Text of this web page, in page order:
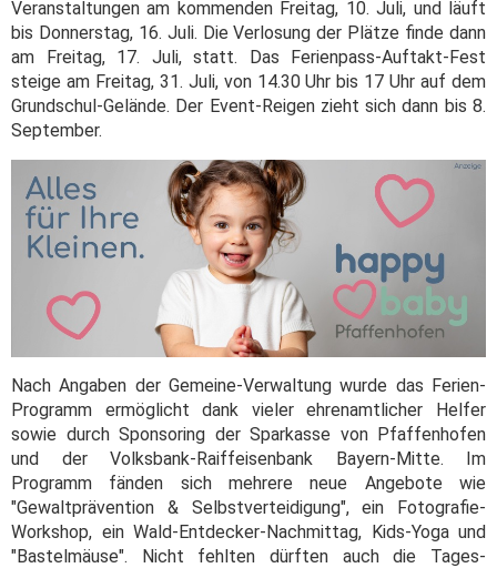
Veranstaltungen am kommenden Freitag, 10. Juli, und läuft
bis Donnerstag, 16. Juli. Die Verlosung der Plätze finde dann
am Freitag, 17. Juli, statt. Das Ferienpass-Auftakt-Fest
steige am Freitag, 31. Juli, von 14.30 Uhr bis 17 Uhr auf dem
Grundschul-Gelände. Der Event-Reigen zieht sich dann bis 8.
September.
Nach Angaben der Gemeine-Verwaltung wurde das Ferien-
Programm ermöglicht dank vieler ehrenamtlicher Helfer
sowie durch Sponsoring der Sparkasse von Pfaffenhofen
und der Volksbank-Raiffeisenbank Bayern-Mitte. Im
Programm fänden sich mehrere neue Angebote wie
"Gewaltprävention & Selbstverteidigung", ein Fotografie-
Workshop, ein Wald-Entdecker-Nachmittag, Kids-Yoga und
"Bastelmäuse". Nicht fehlten dürften auch die Tages-